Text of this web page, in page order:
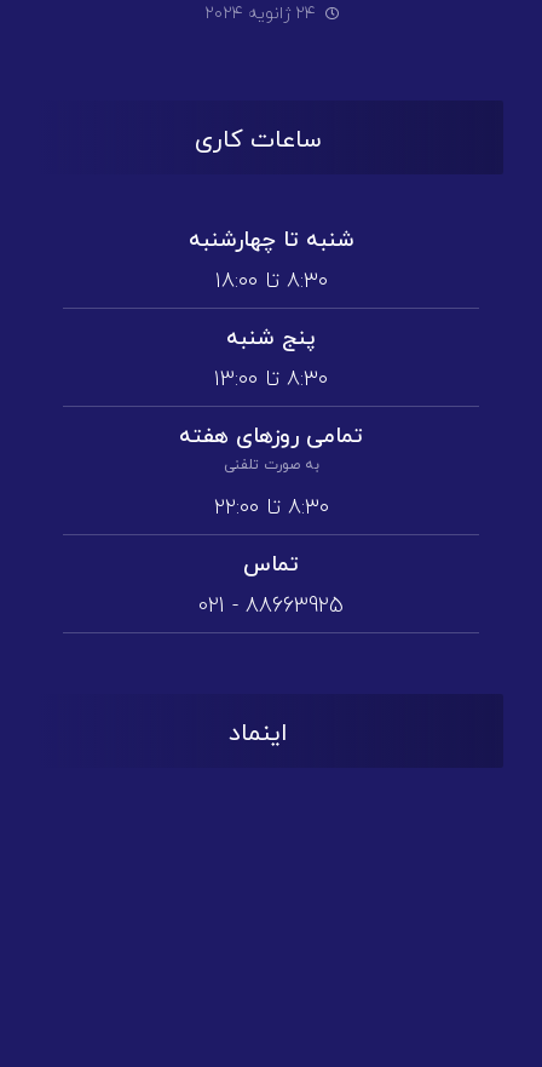
۲۴ ژانویه ۲۰۲۴
ساعات کاری
شنبه تا چهارشنبه
۸:۳۰ تا ۱۸:۰۰
پنج شنبه
۸:۳۰ تا ۱3:۰۰
تمامی روز‌های هفته
به صورت تلفنی
۸:۳۰ تا ۲۲:۰۰
تماس
88663925 - 021
اینماد